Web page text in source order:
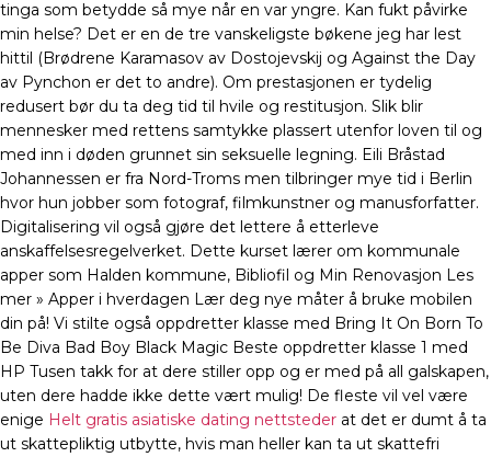
tinga som betydde så mye når en var yngre. Kan fukt påvirke
min helse? Det er en de tre vanskeligste bøkene jeg har lest
hittil (Brødrene Karamasov av Dostojevskij og Against the Day
av Pynchon er det to andre). Om prestasjonen er tydelig
redusert bør du ta deg tid til hvile og restitusjon. Slik blir
mennesker med rettens samtykke plassert utenfor loven til og
med inn i døden grunnet sin seksuelle legning. Eili Bråstad
Johannessen er fra Nord-Troms men tilbringer mye tid i Berlin
hvor hun jobber som fotograf, filmkunstner og manusforfatter.
Digitalisering vil også gjøre det lettere å etterleve
anskaffelsesregelverket. Dette kurset lærer om kommunale
apper som Halden kommune, Bibliofil og Min Renovasjon Les
mer » Apper i hverdagen Lær deg nye måter å bruke mobilen
din på! Vi stilte også oppdretter klasse med Bring It On Born To
Be Diva Bad Boy Black Magic Beste oppdretter klasse 1 med
HP Tusen takk for at dere stiller opp og er med på all galskapen,
uten dere hadde ikke dette vært mulig! De fleste vil vel være
enige Helt gratis asiatiske dating nettsteder at det er dumt å ta
ut skattepliktig utbytte, hvis man heller kan ta ut skattefri